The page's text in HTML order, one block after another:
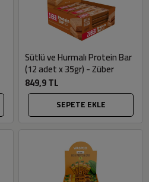
Sütlü ve Hurmalı Protein Bar
(12 adet x 35gr) - Züber
849,9 TL
SEPETE EKLE